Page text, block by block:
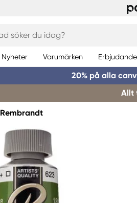
Nyheter Varumärken
20% på alla
Allt
Rembrandt